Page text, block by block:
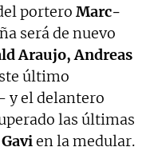
portero Marc-
será de nuevo
Araujo, Andreas
último
y el delantero
las últimas
Gavien la medular.